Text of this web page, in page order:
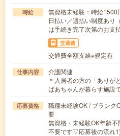
時給
無資格未経験：時給
日払い／週払い制度あり
は手続き完了次第のお支
交通費
交通費全額支給※規定有
仕事内容
介護関連
＊入居者の方の「ありが
ばあちゃんが暮らす施設
応募資格
職種未経験OK / ブランク
要
無資格・未経験OK年齢
不要です▽応募後の流れ